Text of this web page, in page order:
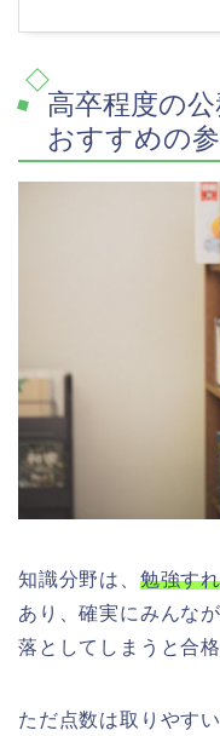
高卒程度の
おすすめの
知識分野は、 勉強す
あり、確実にみんな
落としてしまうと合
ただ点数は取りやす